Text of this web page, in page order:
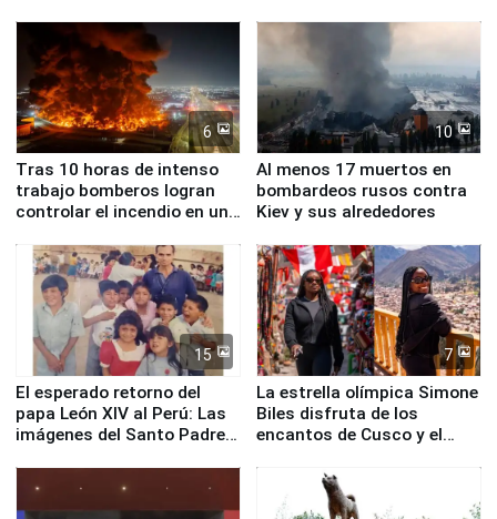
Fenómeno El Niño
6
Tras 10 horas de intenso
trabajo bomberos logran
controlar el incendio en una
de Chile
10
Al menos 17 muertos en
bombardeos rusos contra
Kiev y sus alrededores
15
El esperado retorno del
papa León XIV al Perú: Las
imágenes del Santo Padre
7
La estrella olímpica Simone
Biles disfruta de los
encantos de Cusco y el